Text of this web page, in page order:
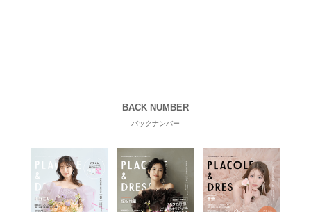
BACK NUMBER
バックナンバー